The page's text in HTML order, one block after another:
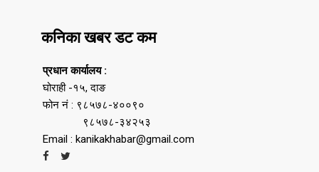
कनिका खबर डट कम
प्रधान कार्यालय :
घोराही -१५, दाङ
फोन नं : ९८५७८-४००९०
९८५७८-३४२५३
Email : kanikakhabar@gmail.com